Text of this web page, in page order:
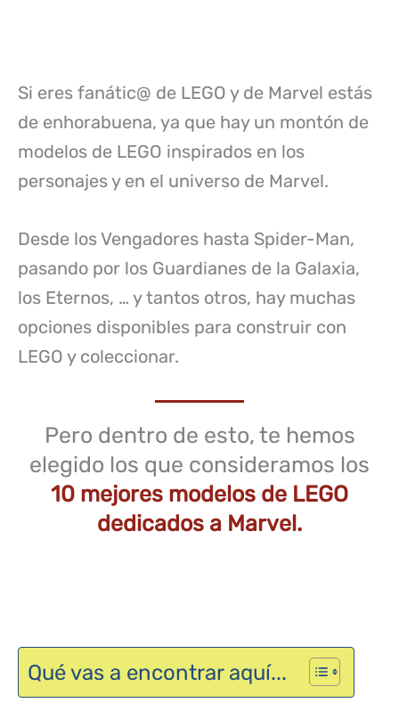
Si eres fanátic@ de LEGO y de Marvel estás
de enhorabuena, ya que hay un montón de
modelos de LEGO inspirados en los
personajes y en el universo de Marvel.
Desde los Vengadores hasta Spider-Man,
pasando por los Guardianes de la Galaxia,
los Eternos, … y tantos otros, hay muchas
opciones disponibles para construir con
LEGO y coleccionar.
Pero dentro de esto, te hemos
elegido los que consideramos los
10 mejores modelos de LEGO
dedicados a Marvel.
Qué vas a encontrar aquí...